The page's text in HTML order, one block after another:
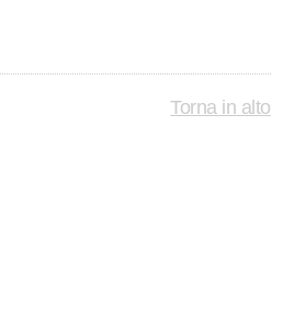
Torna in alto